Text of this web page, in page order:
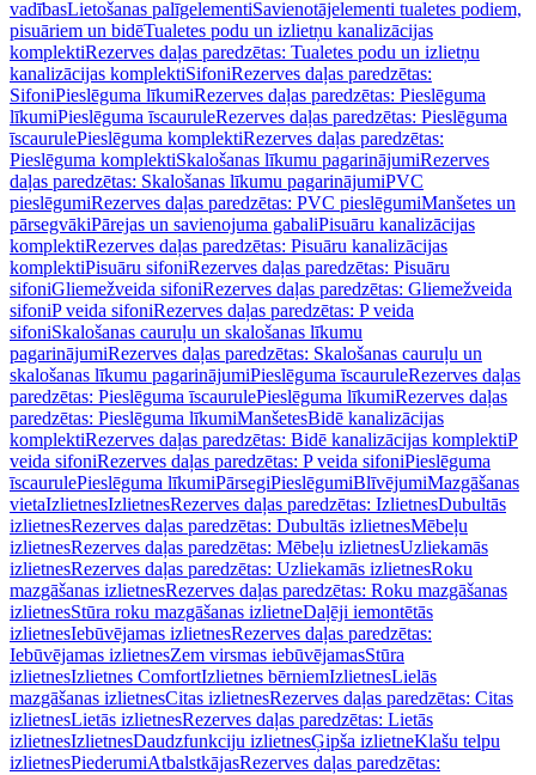
vadībasLietošanas palīgelementiSavienotājelementi tualetes podiem,
pisuāriem un bidēTualetes podu un izlietņu kanalizācijas
komplektiRezerves daļas paredzētas: Tualetes podu un izlietņu
kanalizācijas komplektiSifoniRezerves daļas paredzētas:
SifoniPieslēguma līkumiRezerves daļas paredzētas: Pieslēguma
līkumiPieslēguma īscauruleRezerves daļas paredzētas: Pieslēguma
īscaurulePieslēguma komplektiRezerves daļas paredzētas:
Pieslēguma komplektiSkalošanas līkumu pagarinājumiRezerves
daļas paredzētas: Skalošanas līkumu pagarinājumiPVC
pieslēgumiRezerves daļas paredzētas: PVC pieslēgumiManšetes un
pārsegvākiPārejas un savienojuma gabaliPisuāru kanalizācijas
komplektiRezerves daļas paredzētas: Pisuāru kanalizācijas
komplektiPisuāru sifoniRezerves daļas paredzētas: Pisuāru
sifoniGliemežveida sifoniRezerves daļas paredzētas: Gliemežveida
sifoniP veida sifoniRezerves daļas paredzētas: P veida
sifoniSkalošanas cauruļu un skalošanas līkumu
pagarinājumiRezerves daļas paredzētas: Skalošanas cauruļu un
skalošanas līkumu pagarinājumiPieslēguma īscauruleRezerves daļas
paredzētas: Pieslēguma īscaurulePieslēguma līkumiRezerves daļas
paredzētas: Pieslēguma līkumiManšetesBidē kanalizācijas
komplektiRezerves daļas paredzētas: Bidē kanalizācijas komplektiP
veida sifoniRezerves daļas paredzētas: P veida sifoniPieslēguma
īscaurulePieslēguma līkumiPārsegiPieslēgumiBlīvējumiMazgāšanas
vietaIzlietnesIzlietnesRezerves daļas paredzētas: IzlietnesDubultās
izlietnesRezerves daļas paredzētas: Dubultās izlietnesMēbeļu
izlietnesRezerves daļas paredzētas: Mēbeļu izlietnesUzliekamās
izlietnesRezerves daļas paredzētas: Uzliekamās izlietnesRoku
mazgāšanas izlietnesRezerves daļas paredzētas: Roku mazgāšanas
izlietnesStūra roku mazgāšanas izlietneDaļēji iemontētās
izlietnesIebūvējamas izlietnesRezerves daļas paredzētas:
Iebūvējamas izlietnesZem virsmas iebūvējamasStūra
izlietnesIzlietnes ComfortIzlietnes bērniemIzlietnesLielās
mazgāšanas izlietnesCitas izlietnesRezerves daļas paredzētas: Citas
izlietnesLietās izlietnesRezerves daļas paredzētas: Lietās
izlietnesIzlietnesDaudzfunkciju izlietnesĢipša izlietneKlašu telpu
izlietnesPiederumiAtbalstkājasRezerves daļas paredzētas: